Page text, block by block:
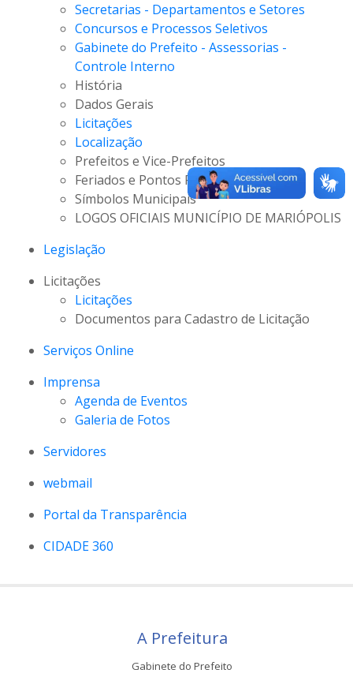
Secretarias - Departamentos e Setores
Concursos e Processos Seletivos
Gabinete do Prefeito - Assessorias -
Controle Interno
História
Dados Gerais
Licitações
Localização
Prefeitos e Vice-Prefeitos
Feriados e Pontos Facultativos
Símbolos Municipais
LOGOS OFICIAIS MUNICÍPIO DE MARIÓPOLIS
Legislação
Licitações
Licitações
Documentos para Cadastro de Licitação
Serviços Online
Imprensa
Agenda de Eventos
Galeria de Fotos
Servidores
webmail
Portal da Transparência
CIDADE 360
A Prefeitura
Gabinete do Prefeito